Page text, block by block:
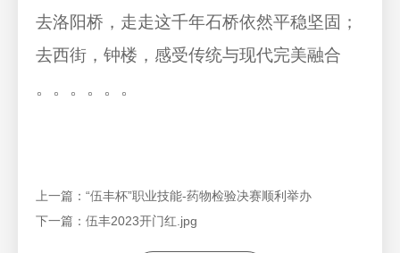
去洛阳桥，走走这千年石桥依然平稳坚固；
去西街，钟楼，感受传统与现代完美融合
。。。。。。
上一篇： “伍丰杯”职业技能-药物检验决赛顺利举办
下一篇： 伍丰2023开门红.jpg